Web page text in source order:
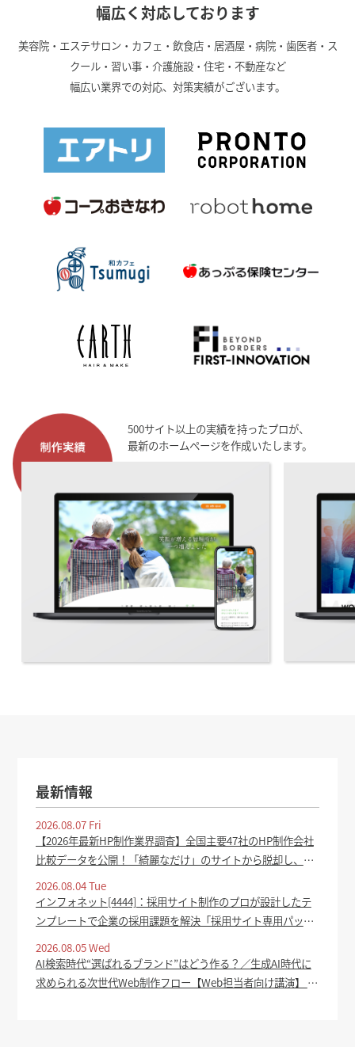
幅広く対応しております
美容院・エステサロン・カフェ・飲食店・居酒屋・病院・歯医者・ス
クール・習い事・介護施設・住宅・不動産など
幅広い業界での対応、対策実績がございます。
500サイト以上の実績を持ったプロが、
最新のホームページを作成いたします。
最新情報
2026.08.07 Fri
【2026年最新HP制作業界調査】全国主要47社のHP制作会社
比較データを公開！「綺麗なだけ」のサイトから脱却し、集
2026.08.04 Tue
インフォネット[4444]：採用サイト制作のプロが設計したテ
ンプレートで企業の採用課題を解決「採用サイト専用パッケ
ージ」をリリース 2026年8月4日(適時開示) ：日経会社情報
DIGITAL - 日本経済新聞
2026.08.05 Wed
AI検索時代“選ばれるブランド”はどう作る？／生成AI時代に
求められる次世代Web制作フロー【Web担当者向け講演】 -